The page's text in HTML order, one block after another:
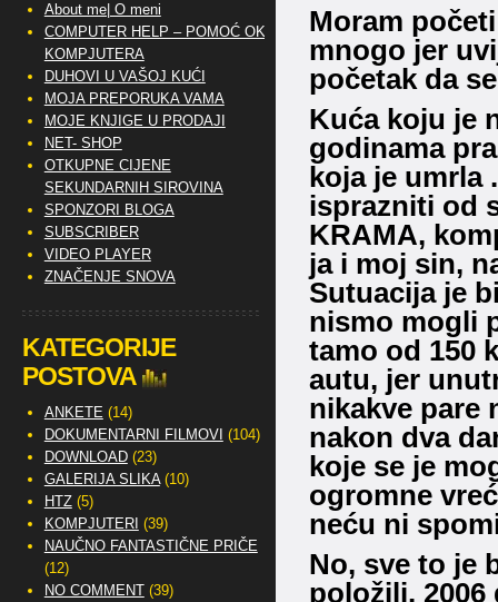
Moram
mnogo jer
početak da
Kuća koju je
godinama
koja je umrla
isprazniti od
KRAMA,
ja i moj sin,
Sutuacija je
nismo mogli
tamo od 150
autu, jer
nikakve pare
nakon dva
koje se je
ogromne
neću ni
No, sve to je
položili. 2006
About me| O meni
COMPUTER HELP – POMOĆ OKO
KOMPJUTERA
DUHOVI U VAŠOJ KUĆI
MOJA PREPORUKA VAMA
MOJE KNJIGE U PRODAJI
NET- SHOP
OTKUPNE CIJENE
SEKUNDARNIH SIROVINA
SPONZORI BLOGA
SUBSCRIBER
VIDEO PLAYER
ZNAČENJE SNOVA
KATEGORIJE
POSTOVA
ANKETE (14)
DOKUMENTARNI FILMOVI (104)
DOWNLOAD(23)
GALERIJA SLIKA(10)
HTZ(5)
KOMPJUTERI (39)
NAUČNO FANTASTIČNE PRIČE
(12)
NO COMMENT(39)